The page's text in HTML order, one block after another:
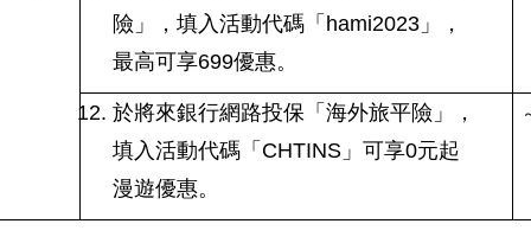
險」，填入活動代碼「hami2023」，
最高可享699優惠。
於將來銀行網路投保「海外旅平險」，
填入活動代碼「CHTINS」可享0元起
漫遊優惠。